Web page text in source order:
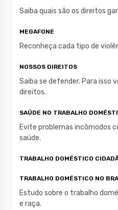
Saiba quais são os direitos
MEGAFONE
Reconheça cada tipo de
NOSSOS DIREITOS
Saiba se defender. Para isso
direitos.
SAÚDE NO TRABALHO
Evite problemas incômodos
saúde.
TRABALHO DOMÉSTICO
TRABALHO DOMÉSTICO NO
Estudo sobre o trabalho
e raça.